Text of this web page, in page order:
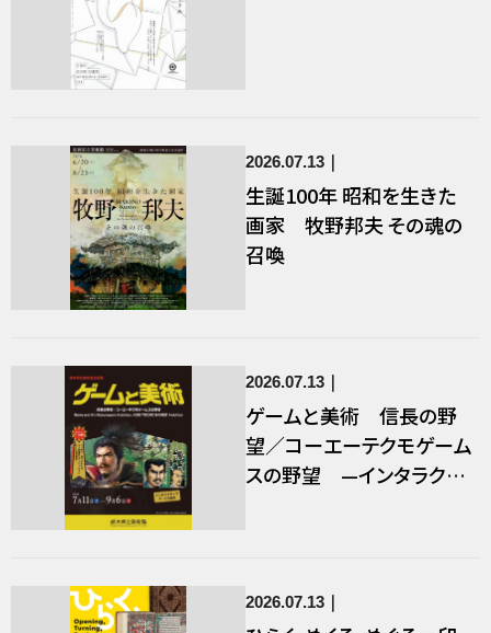
2026.07.13
生誕100年 昭和を生きた
画家 牧野邦夫 その魂の
召喚
2026.07.13
ゲームと美術 信長の野
望／コーエーテクモゲーム
スの野望 —インタラクテ
2026.07.13